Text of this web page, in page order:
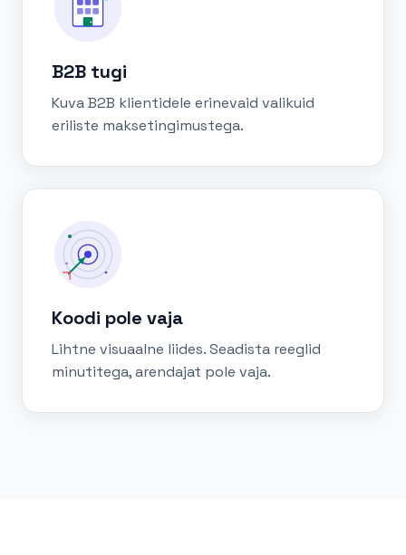
B2B tugi
Kuva B2B klientidele erinevaid valikuid
eriliste maksetingimustega.
Koodi pole vaja
Lihtne visuaalne liides. Seadista reeglid
minutitega, arendajat pole vaja.